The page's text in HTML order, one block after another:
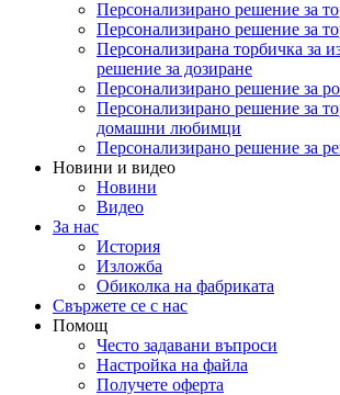
Персонализирано решение за
Персонализирано решение за
Персонализирана торбичка за
решение за дозиране
Персонализирано решение за
Персонализирано решение за
домашни любимци
Персонализирано решение за
Новини и видео
Новини
Видео
За нас
История
Изложба
Обиколка на фабриката
Свържете се с нас
Помощ
Често задавани въпроси
Настройка на файла
Получете оферта